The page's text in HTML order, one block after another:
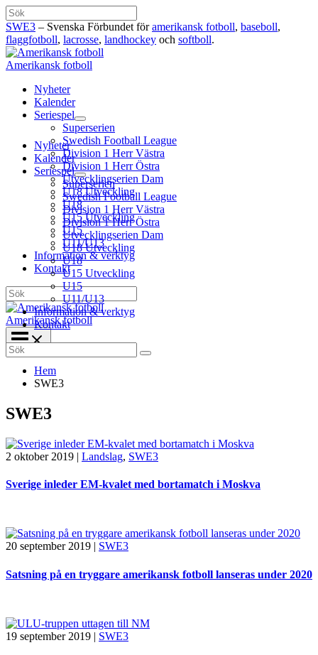
Hoppa
till
innehåll
Sök
SWE3 – Svenska Förbundet föramerikansk fotboll, baseboll,
flaggfotboll, lacrosse, landhockey och softboll.
Amerikansk fotboll
Nyheter
Kalender
Seriespel
Superserien
Swedish Football League
Division 1 Herr Västra
Division 1 Herr Östra
Utvecklingserien Dam
U18 Utveckling
U18
U15 Utveckling
U15
U11/U13
Information & verktyg
Kontakt
Sök
Amerikansk fotboll
Nyheter
Kalender
Seriespel
Superserien
Swedish Football League
Division 1 Herr Västra
Division 1 Herr Östra
Utvecklingserien Dam
U18 Utveckling
U18
U15 Utveckling
U15
U11/U13
Information & verktyg
Kontakt
Search
for:
Hem
SWE3
SWE3
2 oktober 2019 | Landslag, SWE3
Sverige inleder EM-kvalet med bortamatch i Moskva
20 september 2019 | SWE3
Satsning på en tryggare amerikansk fotboll lanseras under 2020
19 september 2019 | SWE3